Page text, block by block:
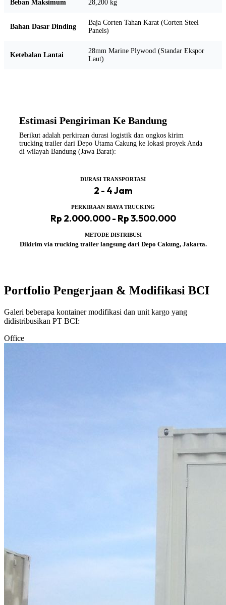
Beban Maksimum 28,200 kg
Bahan Dasar Dinding
Baja Corten Tahan Karat (Corten Steel
Panels)
Ketebalan Lantai
28mm Marine Plywood (Standar Ekspor
Laut)
Estimasi Pengiriman Ke Bandung
Berikut adalah perkiraan durasi logistik dan ongkos kirim
trucking trailer dari Depo Utama Cakung ke lokasi proyek Anda
di wilayah Bandung (Jawa Barat):
DURASI TRANSPORTASI
2 - 4 Jam
PERKIRAAN BIAYA TRUCKING
Rp 2.000.000 - Rp 3.500.000
METODE DISTRIBUSI
Dikirim via trucking trailer langsung dari Depo Cakung, Jakarta.
Portfolio Pengerjaan & Modifikasi BCI
Galeri beberapa kontainer modifikasi dan unit kargo yang
didistribusikan PT BCI:
Office